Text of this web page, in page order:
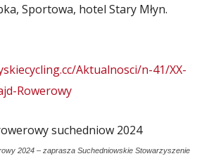
Sportowa, hotel Stary Młyn.
Aktualnosci/n-41/XX-
Rowerowy
2024 – zaprasza Suchedniowskie Stowarzyszenie